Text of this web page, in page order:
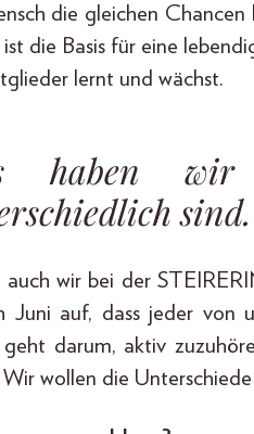
die gleichen
ist die Basis für eine
lernt und wächst.
haben wir
sind.
auch wir bei der
Juni auf, dass jeder von
geht darum, aktiv
wollen die